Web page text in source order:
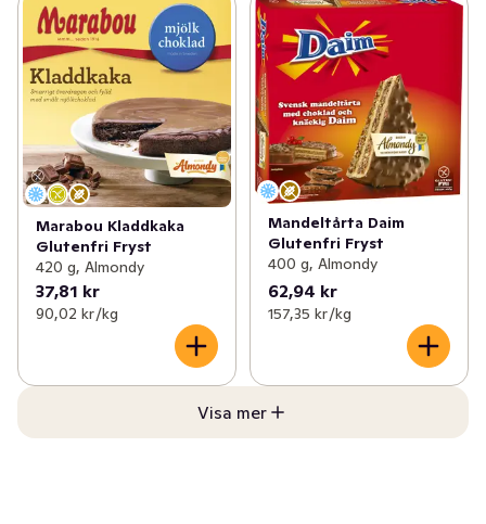
Marabou Kladdkaka
Glutenfri Fryst
420 g, Almondy
37,81 kr
90,02 kr /kg
Mandeltårta Daim
Glutenfri Fryst
400 g, Almondy
62,94 kr
157,35 kr /kg
Visa mer